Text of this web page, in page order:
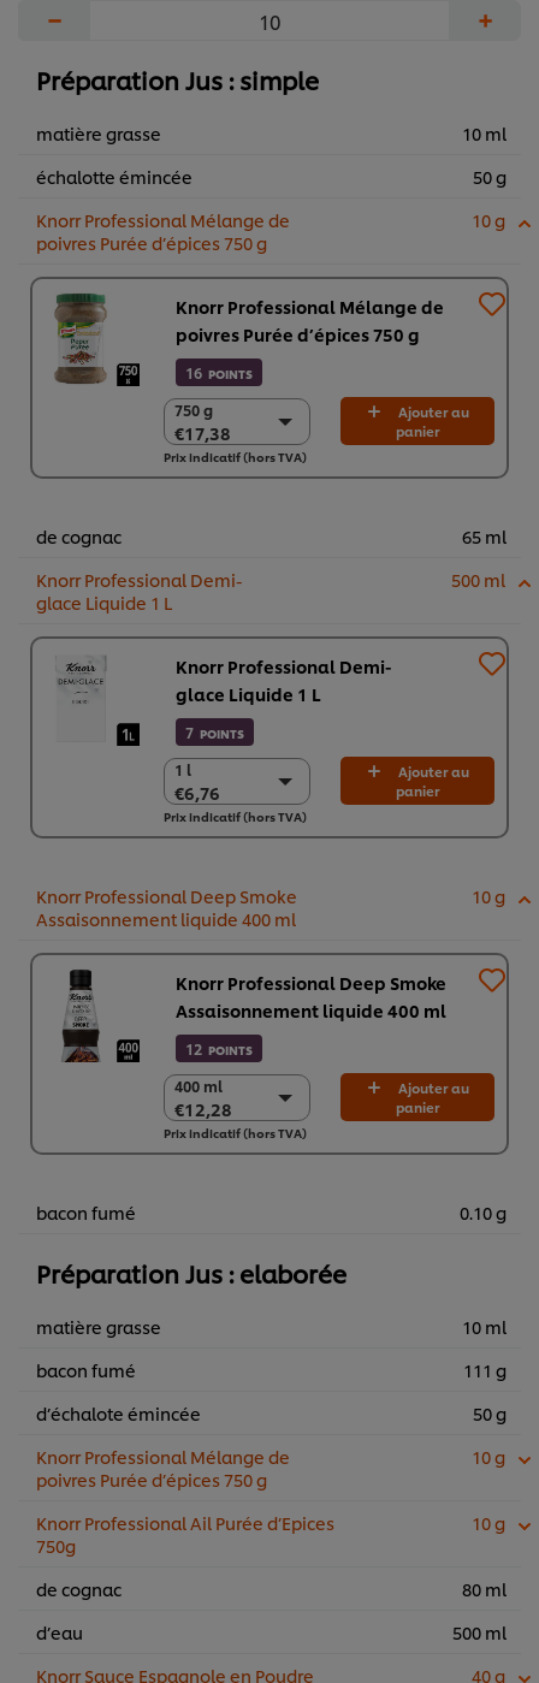
− +
Préparation Jus : simple
matière grasse
10 ml
échalotte émincée
50 g
Knorr Professional Mélange de
poivres Purée d’épices 750 g
10 g
Knorr Professional Mélange de
poivres Purée d’épices 750 g
16 POINTS
750 g
€17,38
750 g
€17,38
2 x 750g
Ajouter au
panier
Prix indicatif (hors TVA)
de cognac
65 ml
Knorr Professional Demi-
glace Liquide 1 L​
500 ml
Knorr Professional Demi-
glace Liquide 1 L​
7 POINTS
1 l
€6,76
1 l
€6,76
6 x 1 l
Ajouter au
panier
Prix indicatif (hors TVA)
Knorr Professional Deep Smoke
Assaisonnement liquide 400 ml
10 g
Knorr Professional Deep Smoke
Assaisonnement liquide 400 ml
12 POINTS
400 ml
€12,28
400 ml
€12,28
6 x 400 ml
Ajouter au
panier
Prix indicatif (hors TVA)
bacon fumé 0.10 g
Préparation Jus : elaborée
matière grasse
10 ml
bacon fumé
111 g
d’échalote émincée
50 g
Knorr Professional Mélange de
poivres Purée d’épices 750 g
10 g
Knorr Professional Ail Purée d’Epices
750g
10 g
de cognac
80 ml
d’eau
500 ml
Knorr Sauce Espagnole en Poudre
40 g